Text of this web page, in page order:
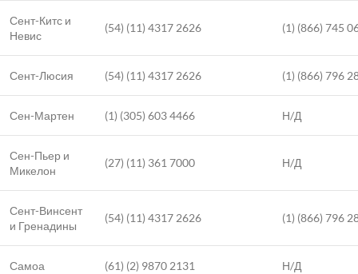
Сент-Китс и
Невис
(54) (11) 4317 2626 (1) (866) 745
Сент-Люсия (54) (11) 4317 2626 (1) (866) 796
Сен-Мартен (1) (305) 603 4466 Н/Д
Сен-Пьер и
Микелон
(27) (11) 361 7000 Н/Д
Сент-Винсент
и Гренадины
(54) (11) 4317 2626 (1) (866) 796
Самоа (61) (2) 9870 2131 Н/Д